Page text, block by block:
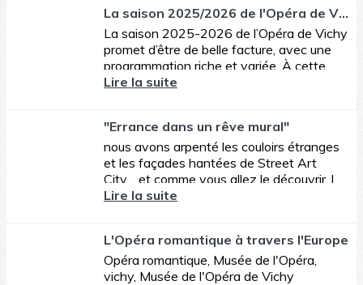
La saison 2025/2026 de l'Opéra de Vichy
La saison 2025-2026 de l’Opéra de Vichy
promet d’être de belle facture, avec une
programmation riche et variée. À cette
occasion, l’Opéra de Vichy accueillera
Lire la suite
"Errance dans un rêve mural"
nous avons arpenté les couloirs étranges
et les façades hantées de Street Art
City… et comme vous allez le découvrir, les
murs aussi nous regardaient.
Lire la suite
L'Opéra romantique à travers l'Europe
Opéra romantique, Musée de l'Opéra,
vichy, Musée de l'Opéra de Vichy